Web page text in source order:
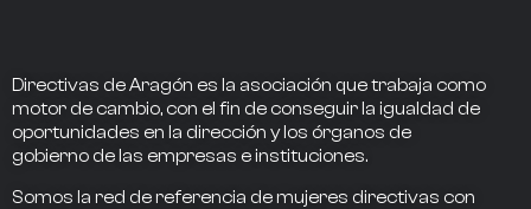
Directivas de Aragón es la asociación que trabaja como
motor de cambio, con el fin de conseguir la igualdad de
oportunidades en la dirección y los órganos de
gobierno de las empresas e instituciones.
Somos la red de referencia de mujeres directivas con